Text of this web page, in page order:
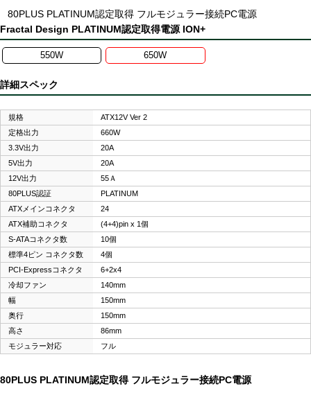
80PLUS PLATINUM認定取得 フルモジュラー接続PC電源
Fractal Design PLATINUM認定取得電源 ION+
550W 650W
詳細スペック
規格
ATX12V Ver 2
定格出力
660W
3.3V出力
20A
5V出力
20A
12V出力
55Ａ
80PLUS認証
PLATINUM
ATXメインコネクタ
24
ATX補助コネクタ
(4+4)pin x 1個
S-ATAコネクタ数
10個
標準4ピン コネクタ数
4個
PCI-Expressコネクタ
6+2x4
冷却ファン
140mm
幅
150mm
奥行
150mm
高さ
86mm
モジュラー対応
フル
80PLUS PLATINUM認定取得 フルモジュラー接続PC電源